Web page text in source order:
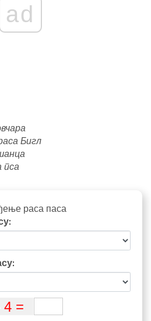
ad
Бигл
пса
раса паса